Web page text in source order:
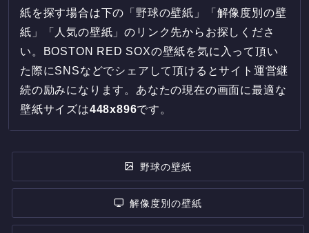
紙を探す場合は下の「野球の壁紙」「解像度別の壁
紙」「人気の壁紙」のリンク先からお探しくださ
い。BOSTON RED SOXの壁紙を気に入って頂い
た際にSNSなどでシェアして頂けるとサイト運営継
続の励みになります。あなたの現在の画面に最適な
壁紙サイズは448x896です。
野球の壁紙
解像度別の壁紙